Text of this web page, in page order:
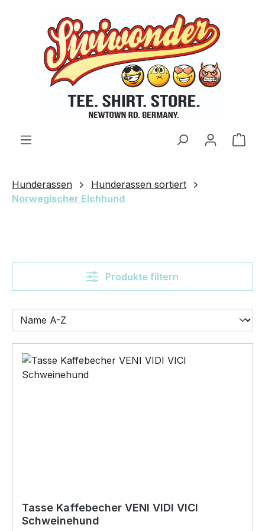
Hunderassen
Hunderassen sortiert
Norwegischer Elchhund
Produkte filtern
Tasse Kaffebecher VENI VIDI VICI
Schweinehund